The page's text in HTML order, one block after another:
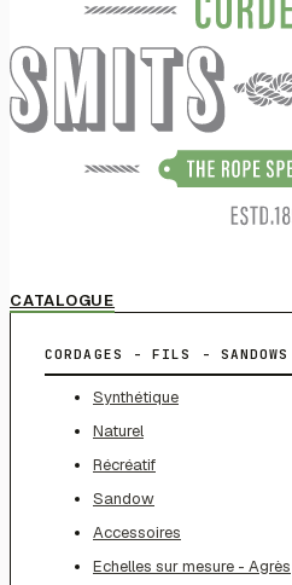
CATALOGUE
CORDAGES - FILS - SANDOWS
Synthétique
Naturel
Récréatif
Sandow
Accessoires
Echelles sur mesure - Agrès